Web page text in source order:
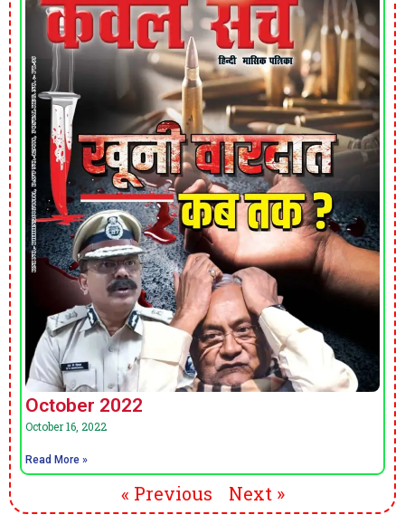
October 2022
October 16, 2022
Read More »
« Previous Next »